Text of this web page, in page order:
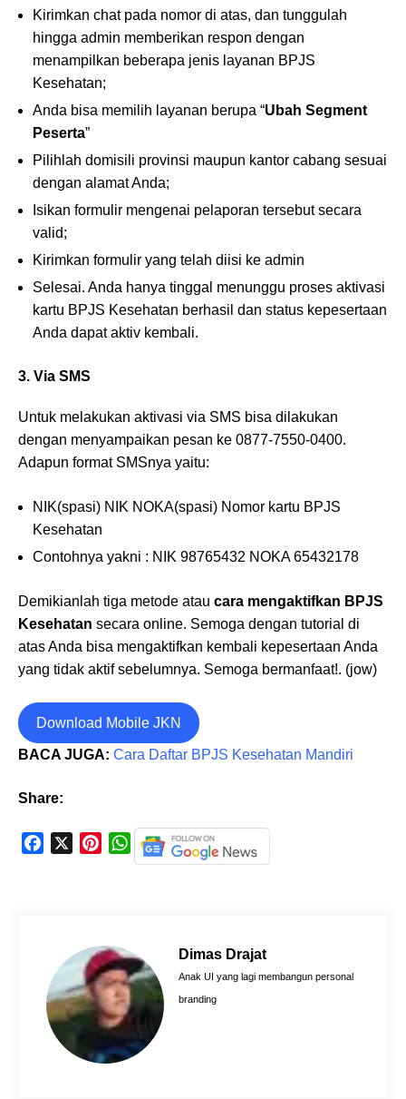
Kirimkan chat pada nomor di atas, dan tunggulah
hingga admin memberikan respon dengan
menampilkan beberapa jenis layanan BPJS
Kesehatan;
Anda bisa memilih layanan berupa “Ubah Segment
Peserta”
Pilihlah domisili provinsi maupun kantor cabang sesuai
dengan alamat Anda;
Isikan formulir mengenai pelaporan tersebut secara
valid;
Kirimkan formulir yang telah diisi ke admin
Selesai. Anda hanya tinggal menunggu proses aktivasi
kartu BPJS Kesehatan berhasil dan status kepesertaan
Anda dapat aktiv kembali.
3. Via SMS
Untuk melakukan aktivasi via SMS bisa dilakukan
dengan menyampaikan pesan ke 0877-7550-0400.
Adapun format SMSnya yaitu:
NIK(spasi) NIK NOKA(spasi) Nomor kartu BPJS
Kesehatan
Contohnya yakni : NIK 98765432 NOKA 65432178
Demikianlah tiga metode atau cara mengaktifkan BPJS
Kesehatan secara online. Semoga dengan tutorial di
atas Anda bisa mengaktifkan kembali kepesertaan Anda
yang tidak aktif sebelumnya. Semoga bermanfaat!. (jow)
Download Mobile JKN
BACA JUGA: Cara Daftar BPJS Kesehatan Mandiri
Share:
k
r
e
s
t
W
h
A
p
Dimas Drajat
Anak UI yang lagi membangun personal
branding